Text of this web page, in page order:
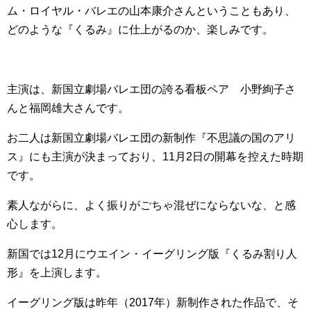
ム・ロイヤル・バレエの山本康介さんということもあり、
どのような『くるみ』に仕上がるのか、楽しみです。
主演は、新国立劇場バレエ団の誇る看板ペア 小野絢子さ
んと福岡雄大さんです。
お二人は新国立劇場バレエ団の新制作『不思議の国のアリ
ス』にも主演が決まっており、11月2日の開幕を控えた時期
です。
素人ながらに、よく振りがごちゃ混ぜにならないな、と感
心します。
新国では12月にウエイン・イーグリング版『くるみ割り人
形』を上演します。
イーグリング版は昨年（2017年）新制作された作品で、そ